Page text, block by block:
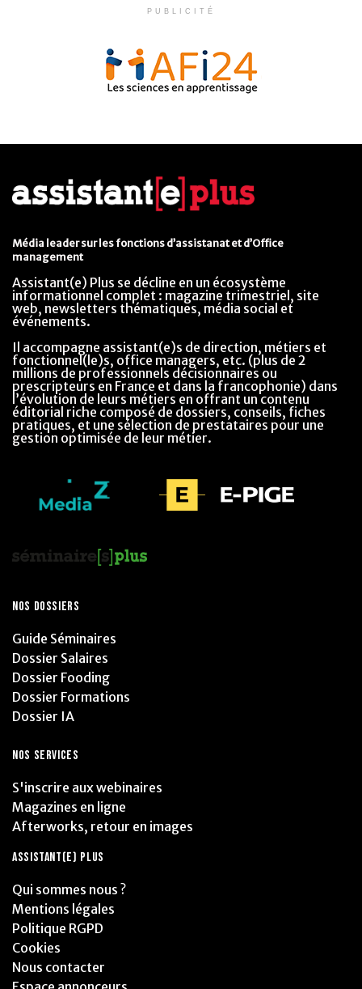
PUBLICITÉ
Média leader sur les fonctions d’assistanat et d’Office
management
Assistant(e) Plus se décline en un écosystème
informationnel complet : magazine trimestriel, site
web, newsletters thématiques, média social et
événements.
Il accompagne assistant(e)s de direction, métiers et
fonctionnel(le)s, office managers, etc. (plus de 2
millions de professionnels décisionnaires ou
prescripteurs en France et dans la francophonie) dans
l’évolution de leurs métiers en offrant un contenu
éditorial riche composé de dossiers, conseils, fiches
pratiques, et une sélection de prestataires pour une
gestion optimisée de leur métier.
NOS DOSSIERS
Guide Séminaires
Dossier Salaires
Dossier Fooding
Dossier Formations
Dossier IA
NOS SERVICES
S'inscrire aux webinaires
Magazines en ligne
Afterworks, retour en images
ASSISTANT(E) PLUS
Qui sommes nous ?
Mentions légales
Politique RGPD
Cookies
Nous contacter